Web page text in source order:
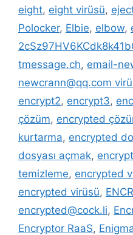
eight, eight virüsü,
Polocker, Elbie, elbow,
tmessage.ch, email-
newcrann@qq.com
encrypt2, encrypt3,
çözüm, encrypted
kurtarma, encrypted
dosyası açmak,
temizleme, encrypted
encrypted virüsü,
encrypted@cock.li,
Encryptor RaaS,